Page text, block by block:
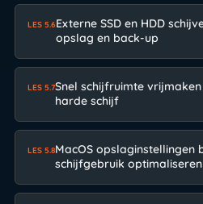
LES 5.6Externe SSD en HDD
opslag en back-up
LES 5.7Snel schijfruimte
harde schijf
LES 5.8MacOS opslaginstellingen
schijfgebruik optimaliseren